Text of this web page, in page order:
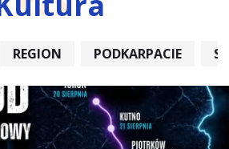
REGION PODKARPACIE